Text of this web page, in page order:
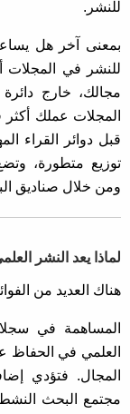
للنشر.
بمعنى آخر هل
للنشر في المجلات
مجالك، خارج
المجلات عملك أكثر
قبل دوائر القراء
توزيع متطورة،
ومن خلال صناديق
لماذا يعد النشر
هناك العديد من
المساهمة في
العلمي في الحفاظ
المجال. فتؤدي
مجتمع البحث